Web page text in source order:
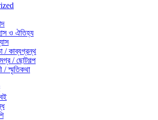
ও ঐতিহ্য
/ কাব্যগ্রন্থ
/ ছোটগল্প
/ স্মৃতিকথা